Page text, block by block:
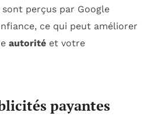
perçus par Google
ce qui peut améliorer
autorité et votre
payantes